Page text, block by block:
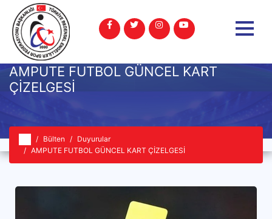
AMPUTE FUTBOL GÜNCEL KART
ÇİZELGESİ
Bülten
Duyurular
AMPUTE FUTBOL GÜNCEL KART ÇİZELGESİ